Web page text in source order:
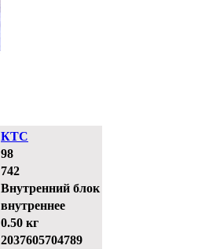
КТС
98
742
Внутренний блок
внутреннее
0.50 кг
2037605704789